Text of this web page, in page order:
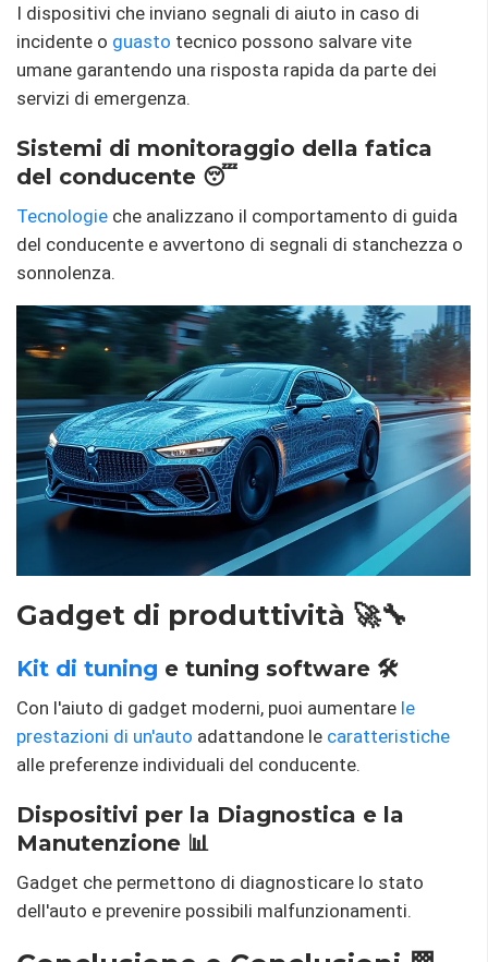
I dispositivi che inviano segnali di aiuto in caso di
incidente o guasto tecnico possono salvare vite
umane garantendo una risposta rapida da parte dei
servizi di emergenza.
Sistemi di monitoraggio della fatica
del conducente 😴
Tecnologie che analizzano il comportamento di guida
del conducente e avvertono di segnali di stanchezza o
sonnolenza.
Gadget di produttività 🚀🔧
Kit di tuning e tuning software 🛠️
Con l'aiuto di gadget moderni, puoi aumentare le
prestazioni di un'auto adattandone le caratteristiche
alle preferenze individuali del conducente.
Dispositivi per la Diagnostica e la
Manutenzione 📊
Gadget che permettono di diagnosticare lo stato
dell'auto e prevenire possibili malfunzionamenti.